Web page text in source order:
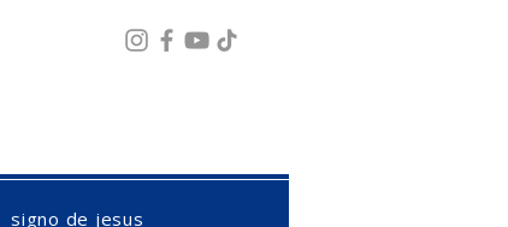
signo de jesus